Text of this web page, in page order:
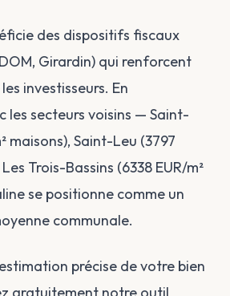
des dispositifs fiscaux
Girardin) qui renforcent
investisseurs. En
les secteurs voisins — Saint-
maisons), Saint-Leu (3797
Trois-Bassins (6338 EUR/m²
se positionne comme un
communale.
précise de votre bien